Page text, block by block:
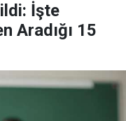
İşte
Aradığı 15